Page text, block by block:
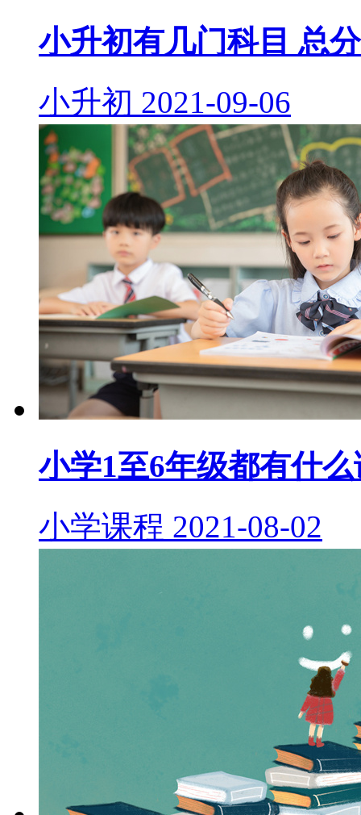
小升初有几门科目 总
小升初 2021-09-06
小学1至6年级都有什
小学课程 2021-08-02